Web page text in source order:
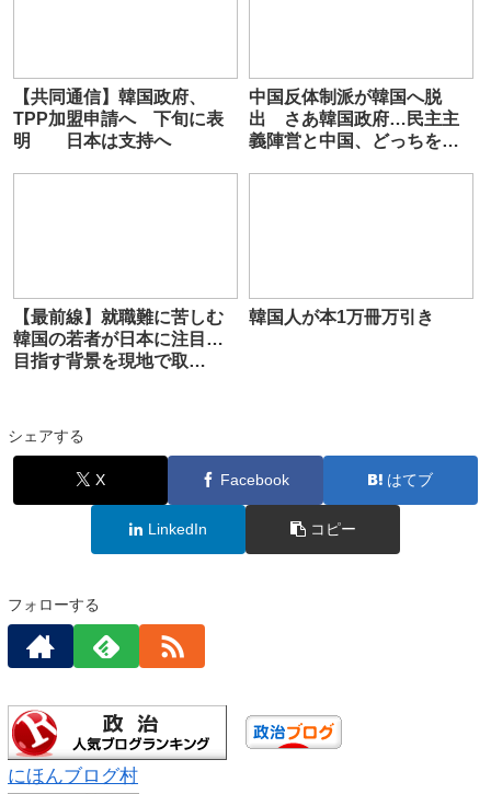
【共同通信】韓国政府、
TPP加盟申請へ 下旬に表
明 日本は支持へ
中国反体制派が韓国へ脱
出 さあ韓国政府…民主主
義陣営と中国、どっちをと
【最前線】就職難に苦しむ
韓国の若者が日本に注目…
目指す背景を現地で取
韓国人が本1万冊万引き
シェアする
X Facebook はてブ
LinkedIn コピー
フォローする
にほんブログ村